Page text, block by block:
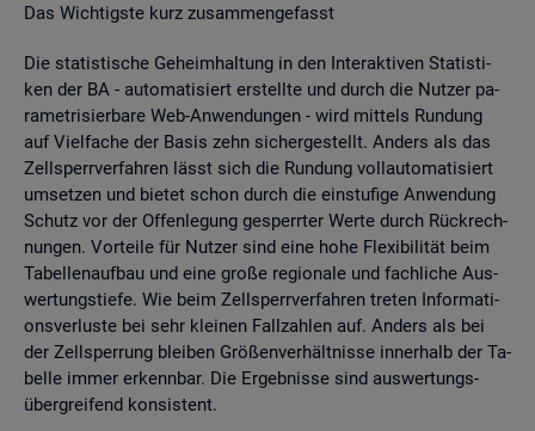
Das Wich­tigs­te kurz zu­sam­men­ge­fasst
Die sta­tis­ti­sche Ge­heim­hal­tung in den In­ter­ak­ti­ven Sta­tis­ti­
ken der BA - au­to­ma­ti­siert er­stell­te und durch die Nut­zer pa­
ra­me­tri­sier­ba­re Web-An­wen­dun­gen - wird mit­tels Run­dung
auf Viel­fa­che der Basis zehn si­cher­ge­stellt. An­ders als das
Zell­sperr­ver­fah­ren lässt sich die Run­dung voll­au­to­ma­ti­siert
um­set­zen und bie­tet schon durch die ein­stu­fi­ge An­wen­dung
Schutz vor der Of­fen­le­gung ge­sperr­ter Werte durch Rück­rech­
nun­gen. Vor­tei­le für Nut­zer sind eine hohe Fle­xi­bi­li­tät beim
Ta­bel­len­auf­bau und eine große re­gio­na­le und fach­li­che Aus­
wer­tungs­tie­fe. Wie beim Zell­sperr­ver­fah­ren tre­ten In­for­ma­ti­
ons­ver­lus­te bei sehr klei­nen Fall­zah­len auf. An­ders als bei
der Zell­sper­rung blei­ben Grö­ßen­ver­hält­nis­se in­ner­halb der Ta­
bel­le immer er­kenn­bar. Die Er­geb­nis­se sind aus­wer­tungs­
über­grei­fend kon­sis­tent.